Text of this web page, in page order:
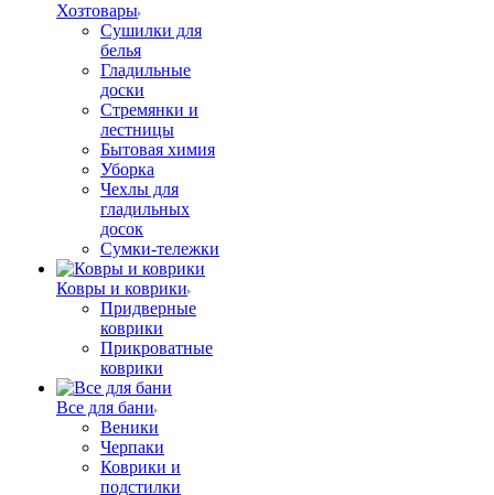
Хозтовары
Сушилки для
белья
Гладильные
доски
Стремянки и
лестницы
Бытовая химия
Уборка
Чехлы для
гладильных
досок
Сумки-тележки
Ковры и коврики
Придверные
коврики
Прикроватные
коврики
Все для бани
Веники
Черпаки
Коврики и
подстилки